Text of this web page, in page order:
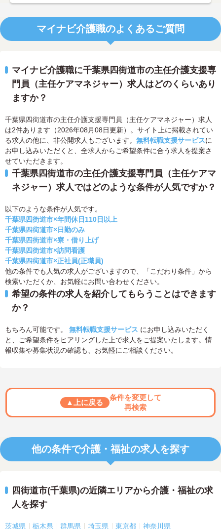
マイナビ介護職のよくあるご質問
マイナビ介護職に千葉県四街道市の主任介護支援専
門員（主任ケアマネジャー）求人はどのくらいあり
ますか？
千葉県四街道市の主任介護支援専門員（主任ケアマネジャー）求人
は2件あります（2026年08月08日更新）。サイト上に掲載されてい
る求人の他に、非公開求人もございます。 無料転職支援サービスに
お申し込みいただくと、全求人からご希望条件に合う求人を提案さ
せていただきます。
千葉県四街道市の主任介護支援専門員（主任ケアマ
ネジャー）求人ではどのような条件が人気ですか？
以下のような条件が人気です。
千葉県四街道市×年間休日110日以上
千葉県四街道市×日勤のみ
千葉県四街道市×寮・借り上げ
千葉県四街道市×訪問看護
千葉県四街道市×正社員(正職員)
他の条件でも人気の求人がございますので、「こだわり条件」から
検索いただくか、お気軽にお問い合わせください。
希望の条件の求人を紹介してもらうことはできます
か？
もちろん可能です。 無料転職支援サービス にお申し込みいただく
と、ご希望条件をヒアリングした上で求人をご提案いたします。情
報収集や募集状況の確認も、お気軽にご相談ください。
▲上に戻る
条件を変更して
再検索
他の条件で介護・福祉の求人を探す
四街道市(千葉県)の近隣エリアから介護・福祉の求
人を探す
茨城県 栃木県 群馬県 埼玉県 東京都 神奈川県